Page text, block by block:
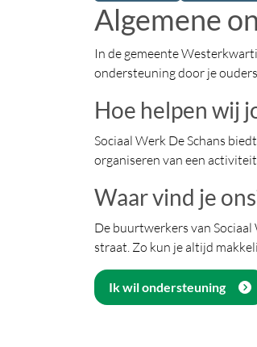
Algemene
In de gemeente
ondersteuning door je
Hoe helpen wij
Sociaal Werk De Schans
organiseren van een
Waar vind je
De buurtwerkers van Sociaal
straat. Zo kun je altijd
Ik wil ondersteuning